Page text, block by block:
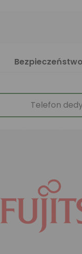
Bezpieczeństwo
Telefon